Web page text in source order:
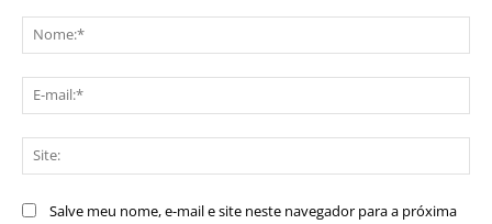
Salve meu nome, e-mail e site neste navegador para a próxima